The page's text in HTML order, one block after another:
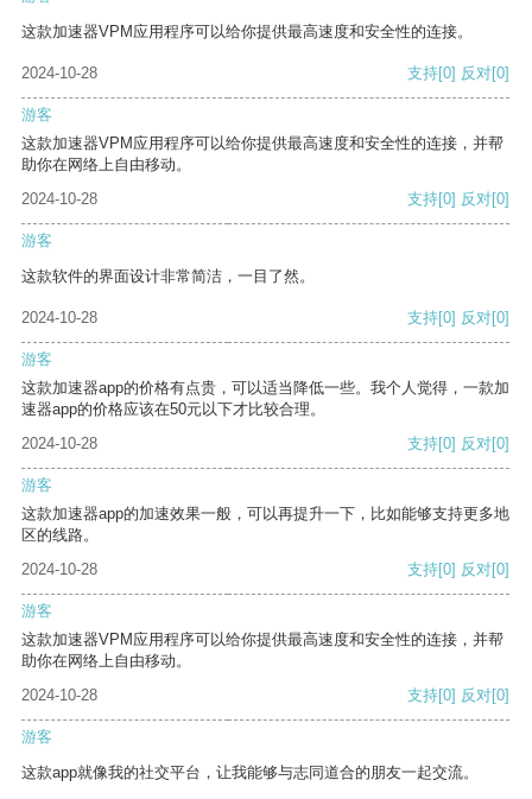
这款加速器VPM应用程序可以给你提供最高速度和安全性的连接。
2024-10-28 支持[0] 反对[0]
游客
这款加速器VPM应用程序可以给你提供最高速度和安全性的连接，并帮
助你在网络上自由移动。
2024-10-28
支持[0] 反对[0]
游客
这款软件的界面设计非常简洁，一目了然。
2024-10-28 支持[0] 反对[0]
游客
这款加速器app的价格有点贵，可以适当降低一些。我个人觉得，一款加
速器app的价格应该在50元以下才比较合理。
2024-10-28
支持[0] 反对[0]
游客
这款加速器app的加速效果一般，可以再提升一下，比如能够支持更多地
区的线路。
2024-10-28
支持[0] 反对[0]
游客
这款加速器VPM应用程序可以给你提供最高速度和安全性的连接，并帮
助你在网络上自由移动。
2024-10-28
支持[0] 反对[0]
游客
这款app就像我的社交平台，让我能够与志同道合的朋友一起交流。